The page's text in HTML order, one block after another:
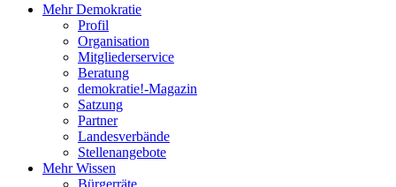
Mehr Demokratie
Profil
Organisation
Mitgliederservice
Beratung
demokratie!-Magazin
Satzung
Partner
Landesverbände
Stellenangebote
Mehr Wissen
Bürgerräte